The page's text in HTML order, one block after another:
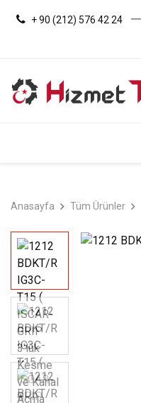
+ 90 (212) 576 42 24
Anasayfa Tüm Ürünler